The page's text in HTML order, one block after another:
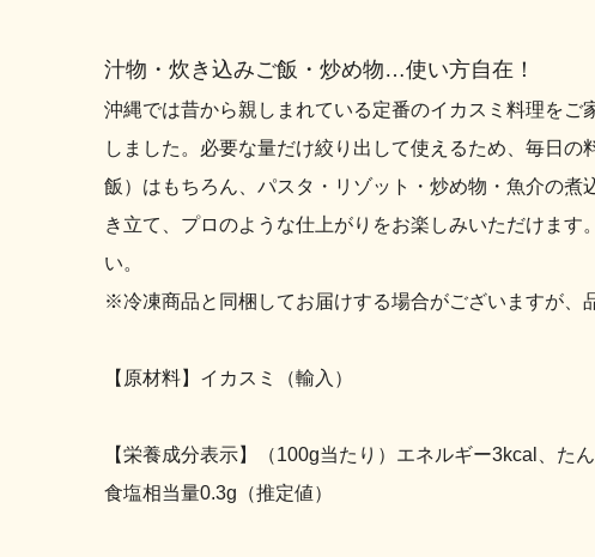
汁物・炊き込みご飯・炒め物…使い方自在！
沖縄では昔から親しまれている定番のイカスミ料理を
しました。必要な量だけ絞り出して使えるため、毎日
飯）はもちろん、パスタ・リゾット・炒め物・魚介の煮
き立て、プロのような仕上がりをお楽しみいただけま
い。
※冷凍商品と同梱してお届けする場合がございますが、
【原材料】イカスミ（輸入）
【栄養成分表示】（100g当たり）エネルギー3kcal、た
食塩相当量0.3g（推定値）